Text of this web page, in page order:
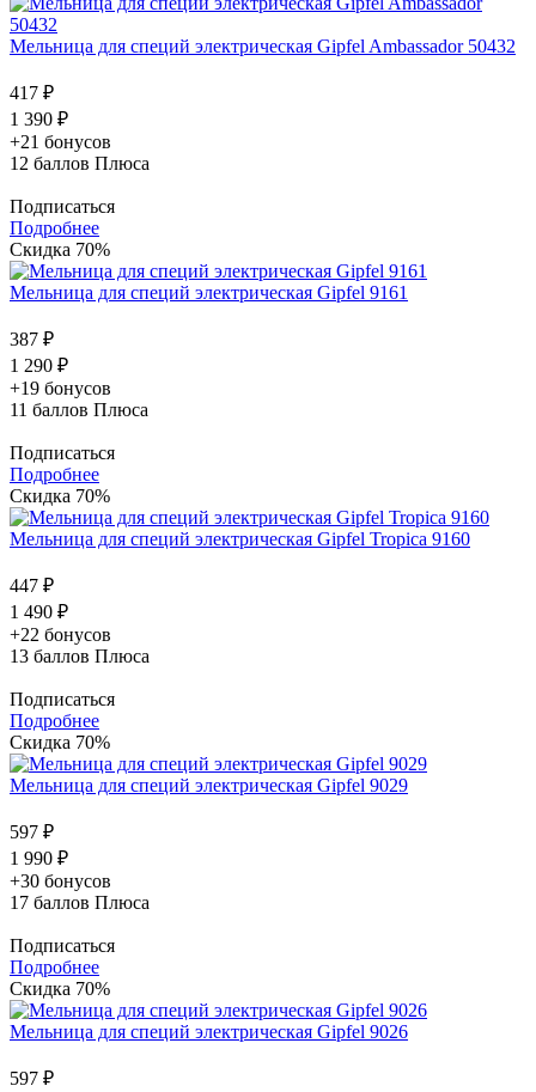
Мельница для специй электрическая Gipfel Ambassador 50432
417 ₽
1 390 ₽
+21 бонусов
12 баллов Плюса
Подписаться
Подробнее
Скидка 70%
Мельница для специй электрическая Gipfel 9161
387 ₽
1 290 ₽
+19 бонусов
11 баллов Плюса
Подписаться
Подробнее
Скидка 70%
Мельница для специй электрическая Gipfel Tropica 9160
447 ₽
1 490 ₽
+22 бонусов
13 баллов Плюса
Подписаться
Подробнее
Скидка 70%
Мельница для специй электрическая Gipfel 9029
597 ₽
1 990 ₽
+30 бонусов
17 баллов Плюса
Подписаться
Подробнее
Скидка 70%
Мельница для специй электрическая Gipfel 9026
597 ₽